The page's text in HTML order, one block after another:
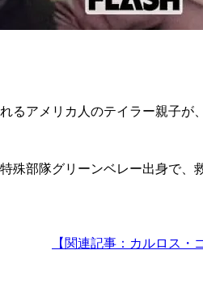
アメリカ人のテイラー親子が
部隊グリーンベレー出身で
【関連記事：カルロス・